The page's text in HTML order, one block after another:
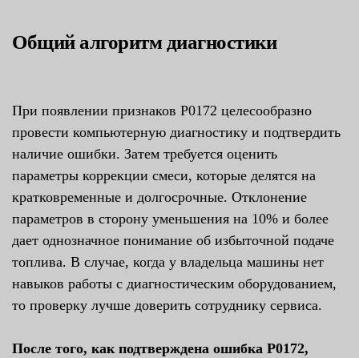
Общий алгоритм диагностики
При появлении признаков P0172 целесообразно
провести компьютерную диагностику и подтвердить
наличие ошибки. Затем требуется оценить
параметры коррекции смеси, которые делятся на
кратковременные и долгосрочные. Отклонение
параметров в сторону уменьшения на 10% и более
дает однозначное понимание об избыточной подаче
топлива. В случае, когда у владельца машины нет
навыков работы с диагностическим оборудованием,
то проверку лучше доверить сотруднику сервиса.
После того, как подтверждена ошибка P0172,